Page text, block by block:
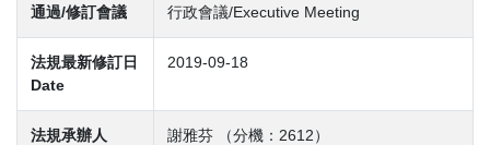
通過/修訂會議 行政會議/Executive Meeting
法規最新修訂日
Date
2019-09-18
法規承辦人 謝雅芬 （分機：2612）